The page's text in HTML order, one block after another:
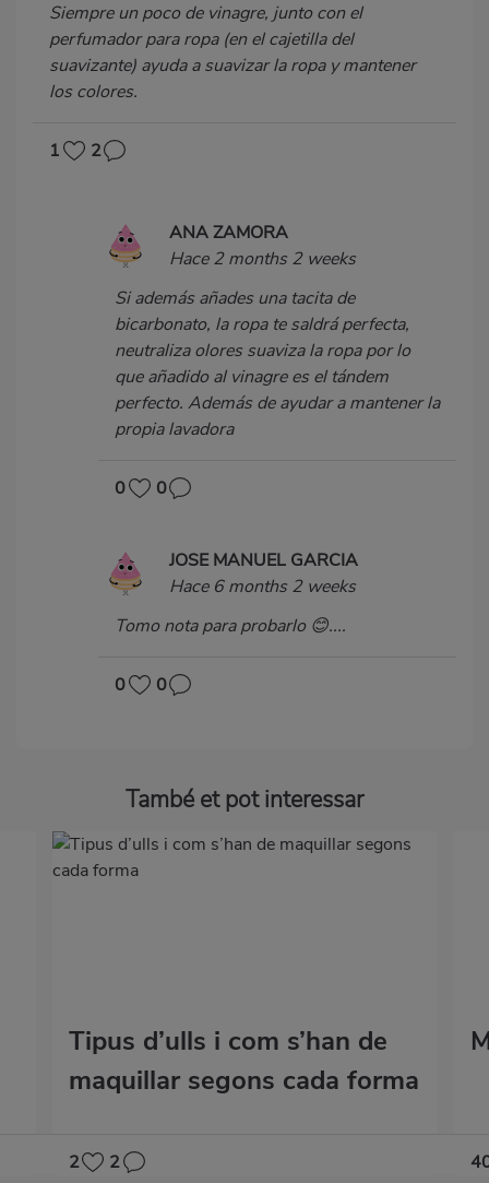
Siempre un poco de vinagre, junto con el
perfumador para ropa (en el cajetilla del
suavizante) ayuda a suavizar la ropa y mantener
los colores.
1 2
ANA ZAMORA
Hace 2 months 2 weeks
Si además añades una tacita de
bicarbonato, la ropa te saldrá perfecta,
neutraliza olores suaviza la ropa por lo
que añadido al vinagre es el tándem
perfecto. Además de ayudar a mantener la
propia lavadora
0 0
JOSE MANUEL GARCIA
Hace 6 months 2 weeks
Tomo nota para probarlo 😊....
0 0
També et pot interessar
Tipus d’ulls i com s’han de
maquillar segons cada forma
2 2